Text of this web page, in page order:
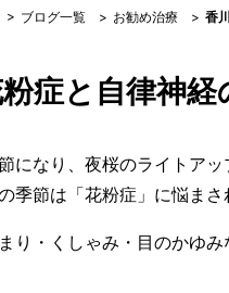
> ブログ一覧 > お勧め治療 > 香
症と自律神
になり、夜桜のライトア
季節は「花粉症」に悩まさ
り・くしゃみ・目のかゆ